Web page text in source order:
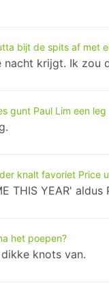
bijt de spits af met
krijgt. Ik zou
gunt Paul Lim een leg
knalt favoriet Price
THIS YEAR' aldus
het poepen?
knots van.